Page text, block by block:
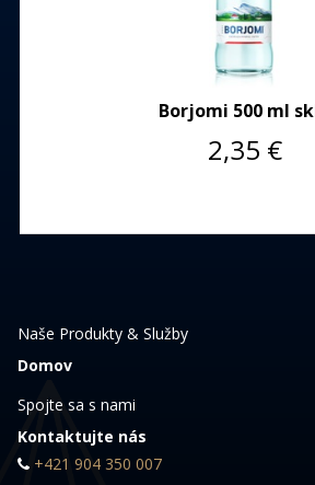
Borjomi 500 ml
2,35 €
Naše Produkty & Služby
Domov
Spojte sa s nami
Kontaktujte nás
+421 904 350 007